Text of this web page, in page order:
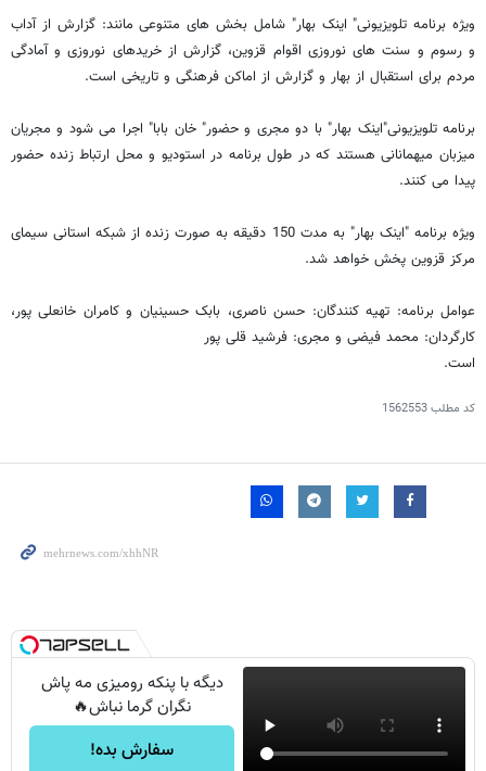
ویژه برنامه تلویزیونی" اینک بهار" شامل بخش های متنوعی مانند: گزارش از آداب
و رسوم و سنت های نوروزی اقوام قزوین، گزارش از خریدهای نوروزی و آمادگی
مردم برای استقبال از بهار و گزارش از اماکن فرهنگی و تاریخی است.
برنامه تلویزیونی"اینک بهار" با دو مجری و حضور" خان بابا" اجرا می شود و مجریان
میزبان میهمانانی هستند که در طول برنامه در استودیو و محل ارتباط زنده حضور
پیدا می کنند.
ویژه برنامه "اینک بهار" به مدت 150 دقیقه به صورت زنده از شبکه استانی سیمای
مرکز قزوین پخش خواهد شد.
عوامل برنامه: تهیه کنندگان: حسن ناصری، بابک حسینیان و کامران خانعلی پور،
کارگردان: محمد فیضی و مجری: فرشید قلی پور
است.
کد مطلب1562553
دیگه با پنکه رومیزی مه پاش
نگران گرما نباش🔥
سفارش بده!